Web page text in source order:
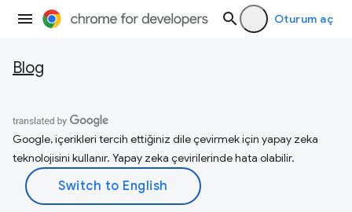
Oturum aç
Blog
Google, içerikleri tercih ettiğiniz dile çevirmek için yapay zeka
teknolojisini kullanır. Yapay zeka çevirilerinde hata olabilir.